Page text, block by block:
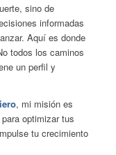
sino de
informadas
Aquí es donde
todos los caminos
un perfil y
, mi misión es
optimizar tus
tu crecimiento